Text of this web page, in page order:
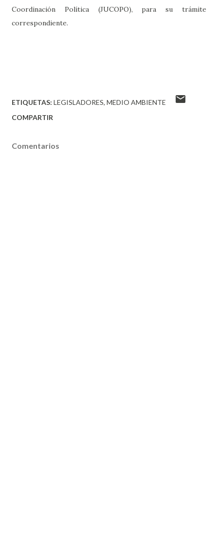
Coordinación Política (JUCOPO), para su trámite
correspondiente.
ETIQUETAS: LEGISLADORES MEDIO AMBIENTE
COMPARTIR
Comentarios